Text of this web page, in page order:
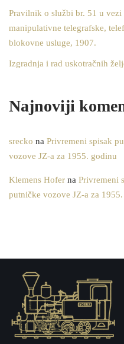
Pravilnik o službi br. 51 u vezi
manipulativne telegrafske,
blokovne usluge, 1907.
Izgradnja i rad uskotračnih
Najnoviji
srecko na Privremeni spisak
vozove JZ-a za 1955. godinu
Klemens Hofer na Privremeni
putničke vozove JZ-a za